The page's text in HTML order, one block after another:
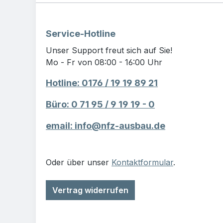
Service-Hotline
Unser Support freut sich auf Sie!
Mo - Fr von 08:00 - 16:00 Uhr
Hotline: 0176 / 19 19 89 21
Büro: 0 71 95 / 9 19 19 - 0
email: info@nfz-ausbau.de
Oder über unser Kontaktformular.
Vertrag widerrufen